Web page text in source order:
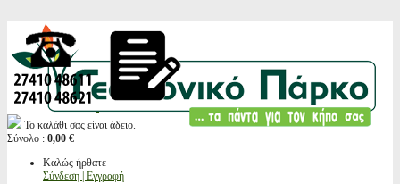
Το καλάθι σας είναι άδειο.
Σύνολο : 0,00 €
Καλώς ήρθατε
Σύνδεση | Εγγραφή